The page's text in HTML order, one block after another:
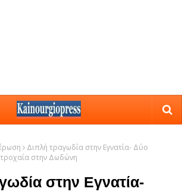
Διπλή τραγωδία στην Εγνατία- Δύο
στην Δωδώνη
στην Εγνατία-